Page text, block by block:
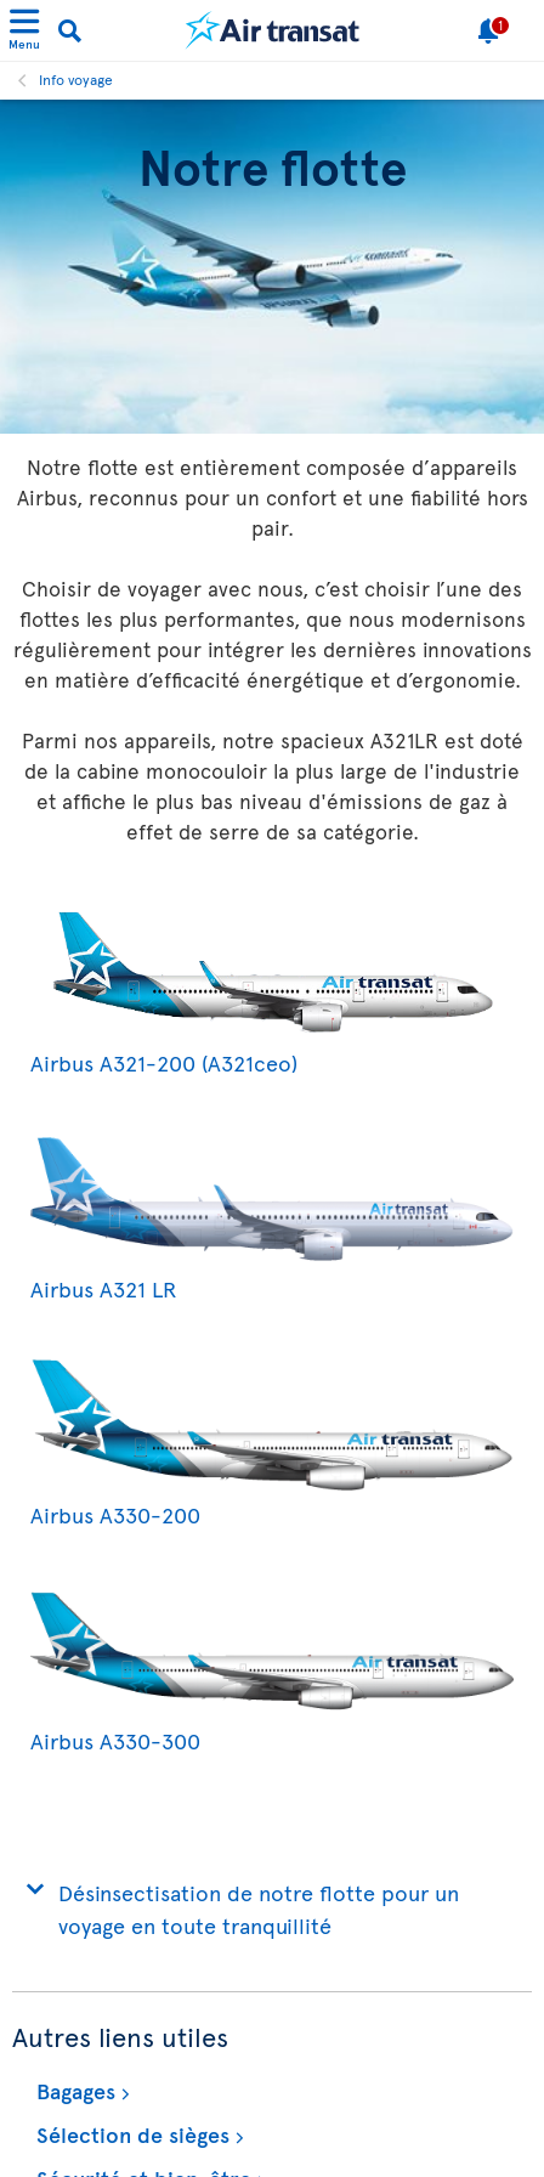
Menu
1
Info voyage
Notre flotte
Notre flotte est entièrement composée d’appareils
Airbus, reconnus pour un confort et une fiabilité hors
pair.
Choisir de voyager avec nous, c’est choisir l’une des
flottes les plus performantes, que nous modernisons
régulièrement pour intégrer les dernières innovations
en matière d’efficacité énergétique et d’ergonomie.
Parmi nos appareils, notre spacieux A321LR est doté
de la cabine monocouloir la plus large de l'industrie
et affiche le plus bas niveau d'émissions de gaz à
effet de serre de sa catégorie.
Airbus A321-200 (A321ceo)
Airbus A321 LR
Airbus A330-200
Airbus A330-300
Désinsectisation de notre flotte pour un
voyage en toute tranquillité
Autres liens utiles
Bagages
Sélection de sièges